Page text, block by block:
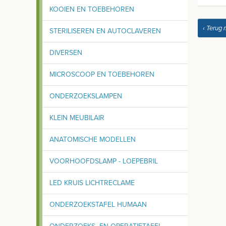
KOOIEN EN TOEBEHOREN
STERILISEREN EN AUTOCLAVEREN
DIVERSEN
MICROSCOOP EN TOEBEHOREN
ONDERZOEKSLAMPEN
KLEIN MEUBILAIR
ANATOMISCHE MODELLEN
VOORHOOFDSLAMP - LOEPEBRIL
LED KRUIS LICHTRECLAME
ONDERZOEKSTAFEL HUMAAN
‹ Terug